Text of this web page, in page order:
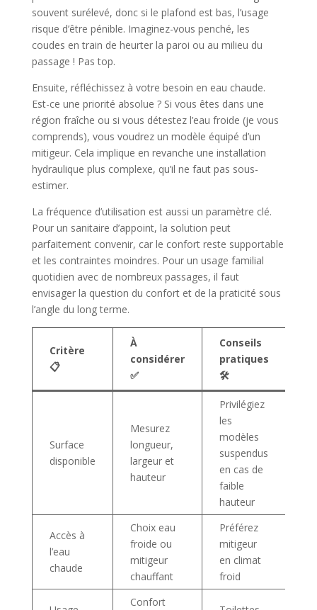
souvent surélevé, donc si le plafond est bas, l’usage
risque d’être pénible. Imaginez-vous penché, les
coudes en train de heurter la paroi ou au milieu du
passage ! Pas top.
Ensuite, réfléchissez à votre besoin en eau chaude.
Est-ce une priorité absolue ? Si vous êtes dans une
région fraîche ou si vous détestez l’eau froide (je vous
comprends), vous voudrez un modèle équipé d’un
mitigeur. Cela implique en revanche une installation
hydraulique plus complexe, qu’il ne faut pas sous-
estimer.
La fréquence d’utilisation est aussi un paramètre clé.
Pour un sanitaire d’appoint, la solution peut
parfaitement convenir, car le confort reste supportable
et les contraintes moindres. Pour un usage familial
quotidien avec de nombreux passages, il faut
envisager la question du confort et de la praticité sous
l’angle du long terme.
Critère
📋
À
considérer
✅
Conseils
pratiques
🛠️
Surface
disponible
Mesurez
longueur,
largeur et
hauteur
Privilégiez
les
modèles
suspendus
en cas de
faible
hauteur
Accès à
l’eau
chaude
Choix eau
froide ou
mitigeur
chauffant
Préférez
mitigeur
en climat
froid
Confort